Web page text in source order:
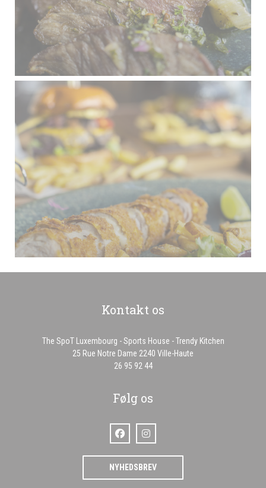
Kontakt os
The SpoT Luxembourg - Sports House - Trendy Kitchen
25 Rue Notre Dame 2240 Ville-Haute
26 95 92 44
Følg os
Facebook ((åbner i et nyt vindue))
Instagram ((åbner i et nyt vindue))
NYHEDSBREV